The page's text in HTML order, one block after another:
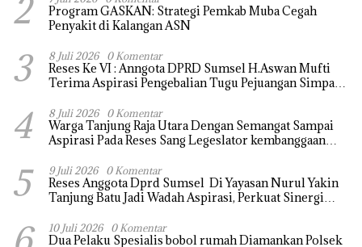
2
Program GASKAN: Strategi Pemkab Muba Cegah
Penyakit di Kalangan ASN
3 8 Juli 2026 0 Komentar
Reses Ke VI : Anngota DPRD Sumsel H.Aswan Mufti
Terima Aspirasi Pengebalian Tugu Pejuangan Simpang
4 8 Juli 2026 0 Komentar
Warga Tanjung Raja Utara Dengan Semangat Sampai
Aspirasi Pada Reses Sang Legeslator kembanggaan
Segera di realisaikan
5 9 Juli 2026 0 Komentar
Reses Anggota Dprd Sumsel Di Yayasan Nurul Yakin
Tanjung Batu Jadi Wadah Aspirasi, Perkuat Sinergi
10 Juli 2026 0 Komentar
Dua Pelaku Spesialis bobol rumah Diamankan Polsek